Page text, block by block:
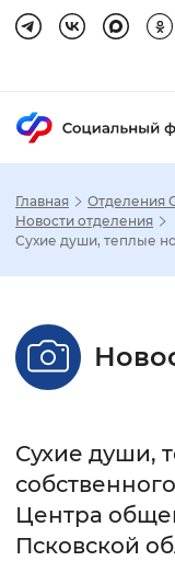
Главная Отделения
Новости отделения
Сухие души, теплые
Сухие души,
Центра
Псковской